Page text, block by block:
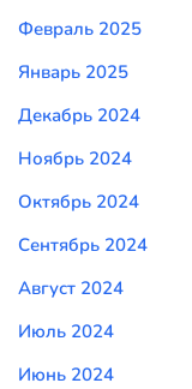
Февраль 2025
Январь 2025
Декабрь 2024
Ноябрь 2024
Октябрь 2024
Сентябрь 2024
Август 2024
Июль 2024
Июнь 2024